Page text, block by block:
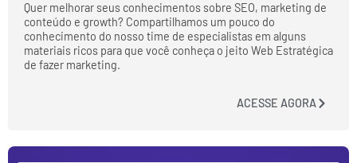
Quer melhorar seus conhecimentos sobre SEO, marketing de
conteúdo e growth? Compartilhamos um pouco do
conhecimento do nosso time de especialistas em alguns
materiais ricos para que você conheça o jeito Web Estratégica
de fazer marketing.
ACESSE AGORA